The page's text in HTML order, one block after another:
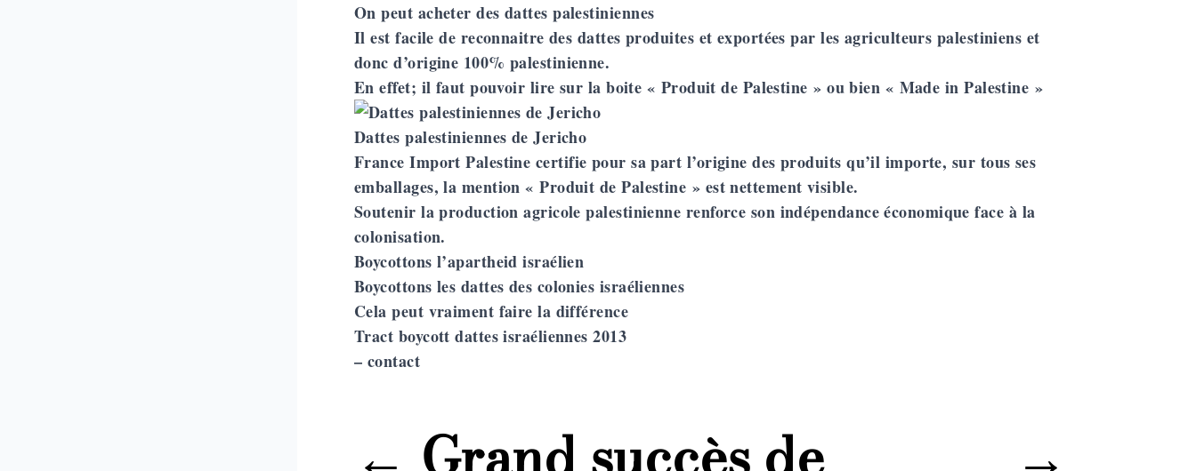
On peut acheter des dattes palestiniennes
Il est facile de reconnaitre des dattes produites et exportées par les agriculteurs palestiniens et
donc d’origine 100% palestinienne.
En effet; il faut pouvoir lire sur la boite « Produit de Palestine » ou bien « Made in Palestine »
Dattes palestiniennes de Jericho
France Import Palestine certifie pour sa part l’origine des produits qu’il importe, sur tous ses
emballages, la mention « Produit de Palestine » est nettement visible.
Soutenir la production agricole palestinienne renforce son indépendance économique face à la
colonisation.
Boycottons l’apartheid israélien
Boycottons les dattes des colonies israéliennes
Cela peut vraiment faire la différence
Tract boycott dattes israéliennes 2013
– contact